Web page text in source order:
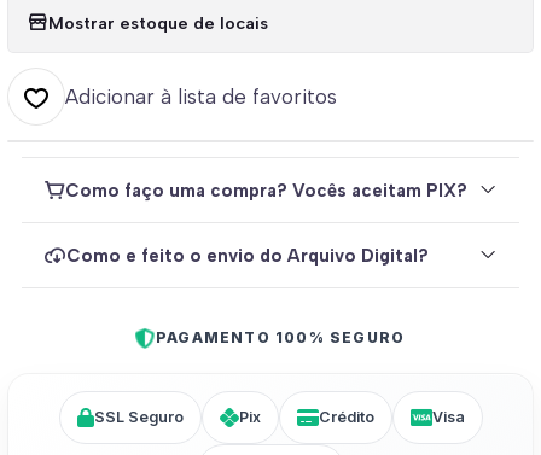
Mostrar estoque de locais
Adicionar à lista de favoritos
Como faço uma compra? Vocês aceitam PIX?
Como e feito o envio do Arquivo Digital?
PAGAMENTO 100% SEGURO
SSL Seguro Pix Crédito Visa